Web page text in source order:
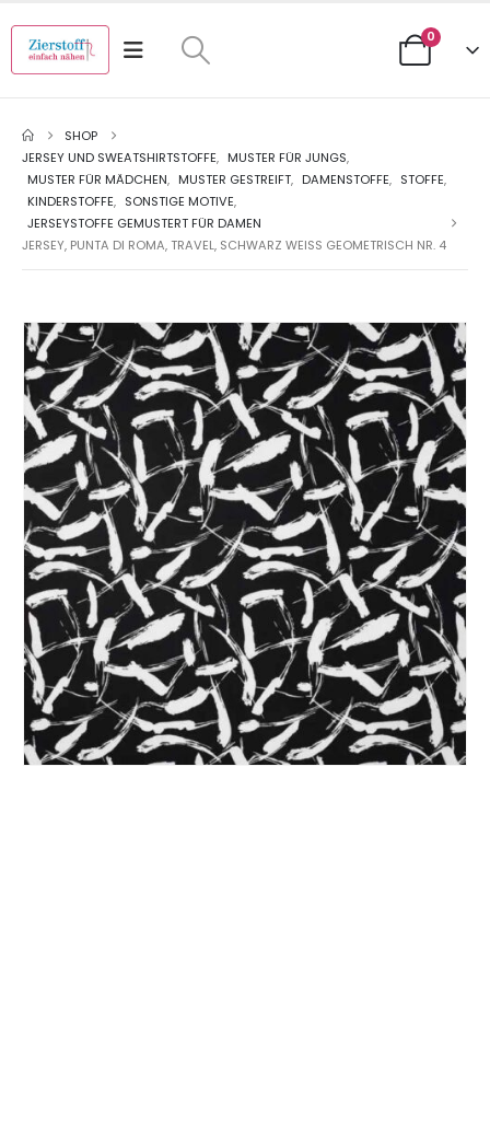
0
SHOP
JERSEY UND SWEATSHIRTSTOFFE, MUSTER FÜR JUNGS,
MUSTER FÜR MÄDCHEN, MUSTER GESTREIFT, DAMENSTOFFE, STOFFE,
KINDERSTOFFE, SONSTIGE MOTIVE,
JERSEYSTOFFE GEMUSTERT FÜR DAMEN
JERSEY, PUNTA DI ROMA, TRAVEL, SCHWARZ WEISS GEOMETRISCH NR. 4